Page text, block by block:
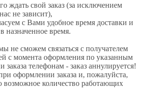
ждать свой заказ (за исключением
не зависит),
с Вами удобное время доставки и
назначенное время.
не сможем связаться с получателем
с момента оформления по указанным
телефонам - заказ аннулируется!
оформлении заказа и, пожалуйста,
возможное количество работающих